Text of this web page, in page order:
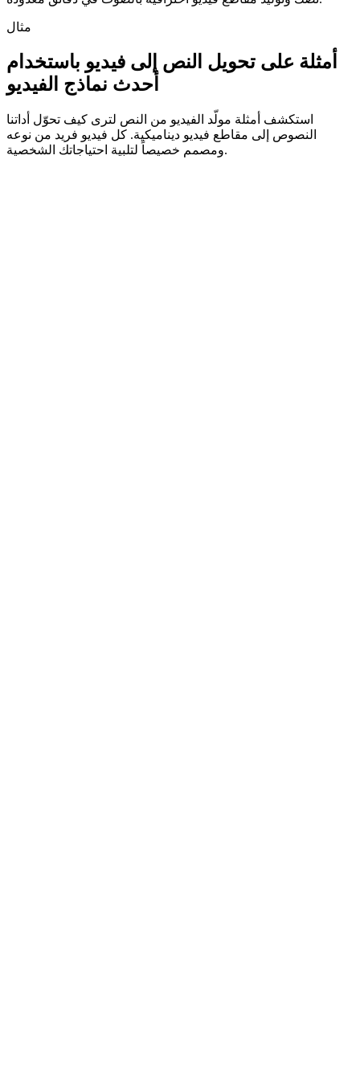
مثال
أمثلة على تحويل النص إلى فيديو باستخدام
أحدث نماذج الفيديو
استكشف أمثلة مولّد الفيديو من النص لترى كيف تحوّل أداتنا
النصوص إلى مقاطع فيديو ديناميكية. كل فيديو فريد من نوعه
ومصمم خصيصاً لتلبية احتياجاتك الشخصية.